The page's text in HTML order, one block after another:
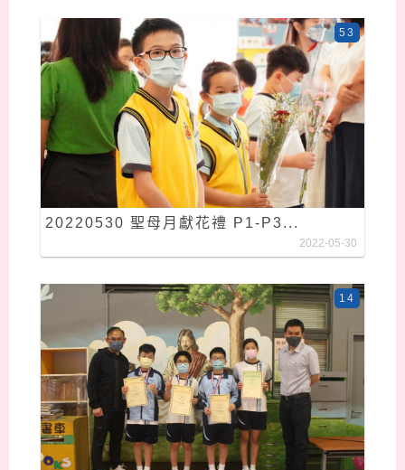
20220530 聖母月獻花禮 P1-P3...
53
2022-05-30
14